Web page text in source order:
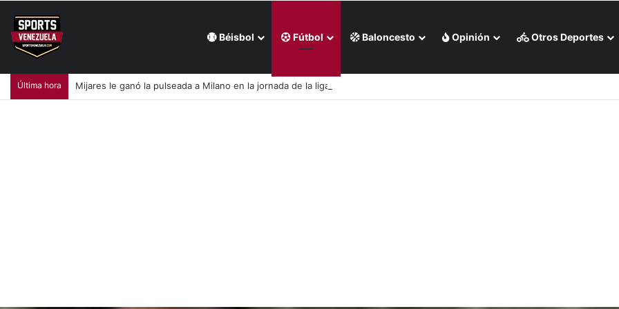
Béisbol Fútbol Baloncesto Opinión Otros Deportes
Última hora Mijares le ganó la pulseada a Milano en la jornada de la liga chilena